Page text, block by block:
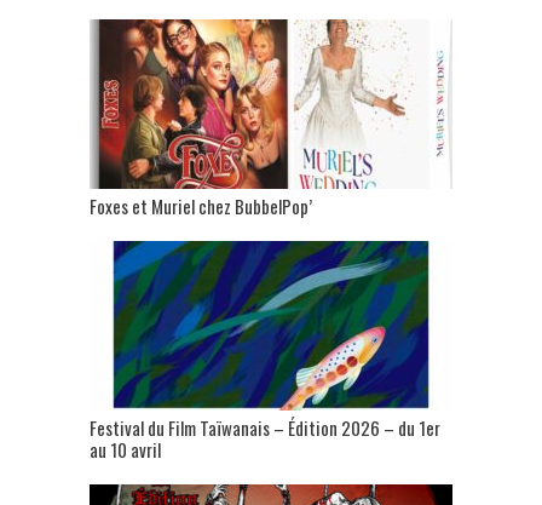
Foxes et Muriel chez BubbelPop’
Festival du Film Taïwanais – Édition 2026 – du 1er
au 10 avril